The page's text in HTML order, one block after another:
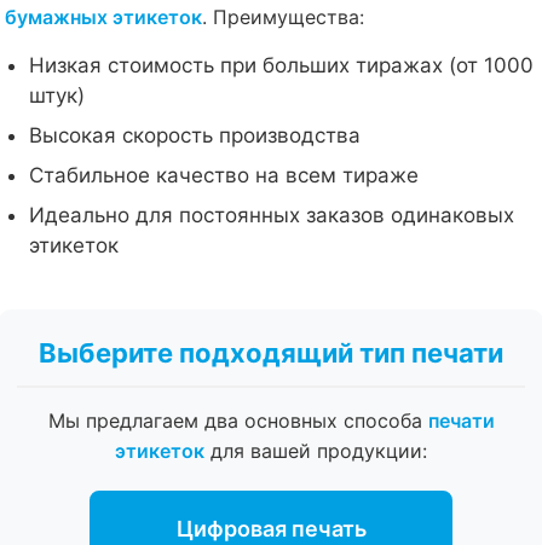
бумажных этикеток. Преимущества:
Низкая стоимость при больших тиражах (от 1000
штук)
Высокая скорость производства
Стабильное качество на всем тираже
Идеально для постоянных заказов одинаковых
этикеток
Выберите подходящий тип печати
Мы предлагаем два основных способа печати
этикеток для вашей продукции:
Цифровая печать